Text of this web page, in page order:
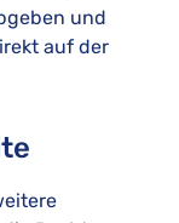
und
auf der